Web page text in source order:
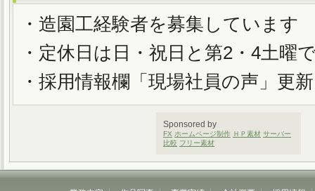
・造園工経験者を募集しています
・定休日は日・祝日と第2・4土曜
・採用情報欄「現場社員の声」更
Sponsored by
FX ホームページ制作 ＨＰ素材 サーバー
比較 フリー素材